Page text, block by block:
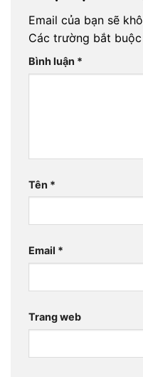
Email của bạn sẽ
Các trường bắt
Bình luận *
Tên *
Email *
Trang web